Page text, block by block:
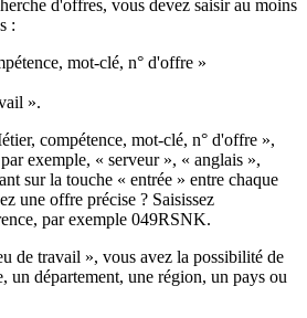
d'offres, vous devez saisir au moins
:
mot-clé, n° d'offre »
».
compétence, mot-clé, n° d'offre »,
exemple, « serveur », « anglais »,
sur la touche « entrée » entre chaque
une offre précise ? Saisissez
par exemple 049RSNK.
de travail », vous avez la possibilité de
un département, une région, un pays ou